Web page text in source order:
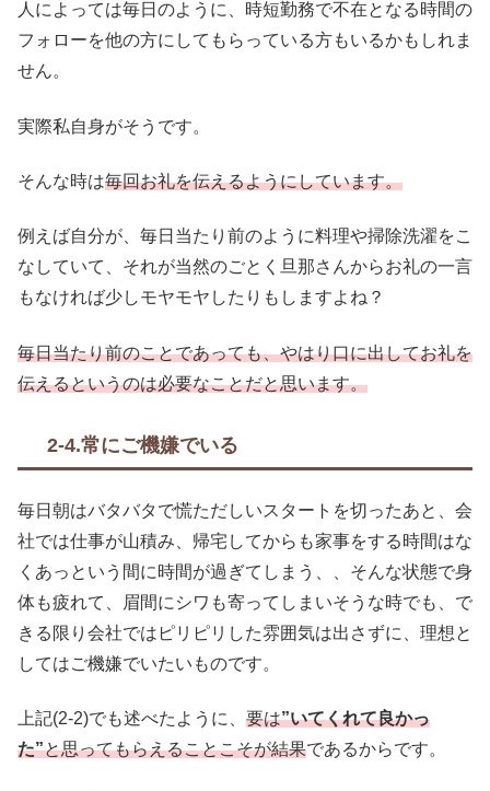
人によっては毎日のように、時短勤務で不在となる時間の
フォローを他の方にしてもらっている方もいるかもしれま
せん。
実際私自身がそうです。
そんな時は毎回お礼を伝えるようにしています。
例えば自分が、毎日当たり前のように料理や掃除洗濯をこ
なしていて、それが当然のごとく旦那さんからお礼の一言
もなければ少しモヤモヤしたりもしますよね？
毎日当たり前のことであっても、やはり口に出してお礼を
伝えるというのは必要なことだと思います。
2-4.常にご機嫌でいる
毎日朝はバタバタで慌ただしいスタートを切ったあと、会
社では仕事が山積み、帰宅してからも家事をする時間はな
くあっという間に時間が過ぎてしまう、、そんな状態で身
体も疲れて、眉間にシワも寄ってしまいそうな時でも、で
きる限り会社ではピリピリした雰囲気は出さずに、理想と
してはご機嫌でいたいものです。
上記(2-2)でも述べたように、 要は”いてくれて良かっ
た”と思ってもらえることこそが結果であるからです。